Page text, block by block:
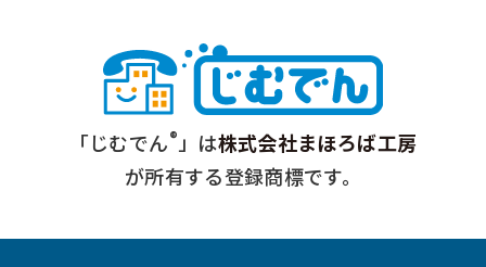
「じむでん® 」は株式会社まほろば工房
が所有する登録商標です。